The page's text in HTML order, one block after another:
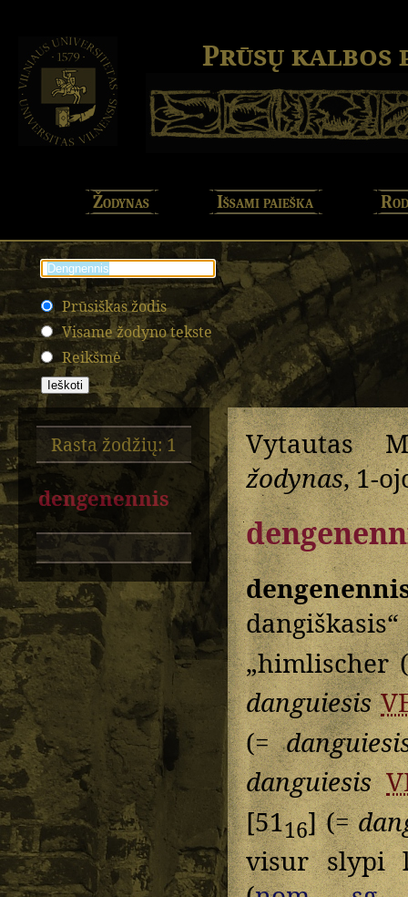
Prūsų kalbos
Žodynas Išsami paieška
Prūsiškas žodis
Visame žodyno tekste
Reikšmė
Rasta žodžių: 1
dengenennis
Vytautas
žodynas, 1-
„himlischer
danguiesis
(=
danguiesis
[5116] (=
visur slypi